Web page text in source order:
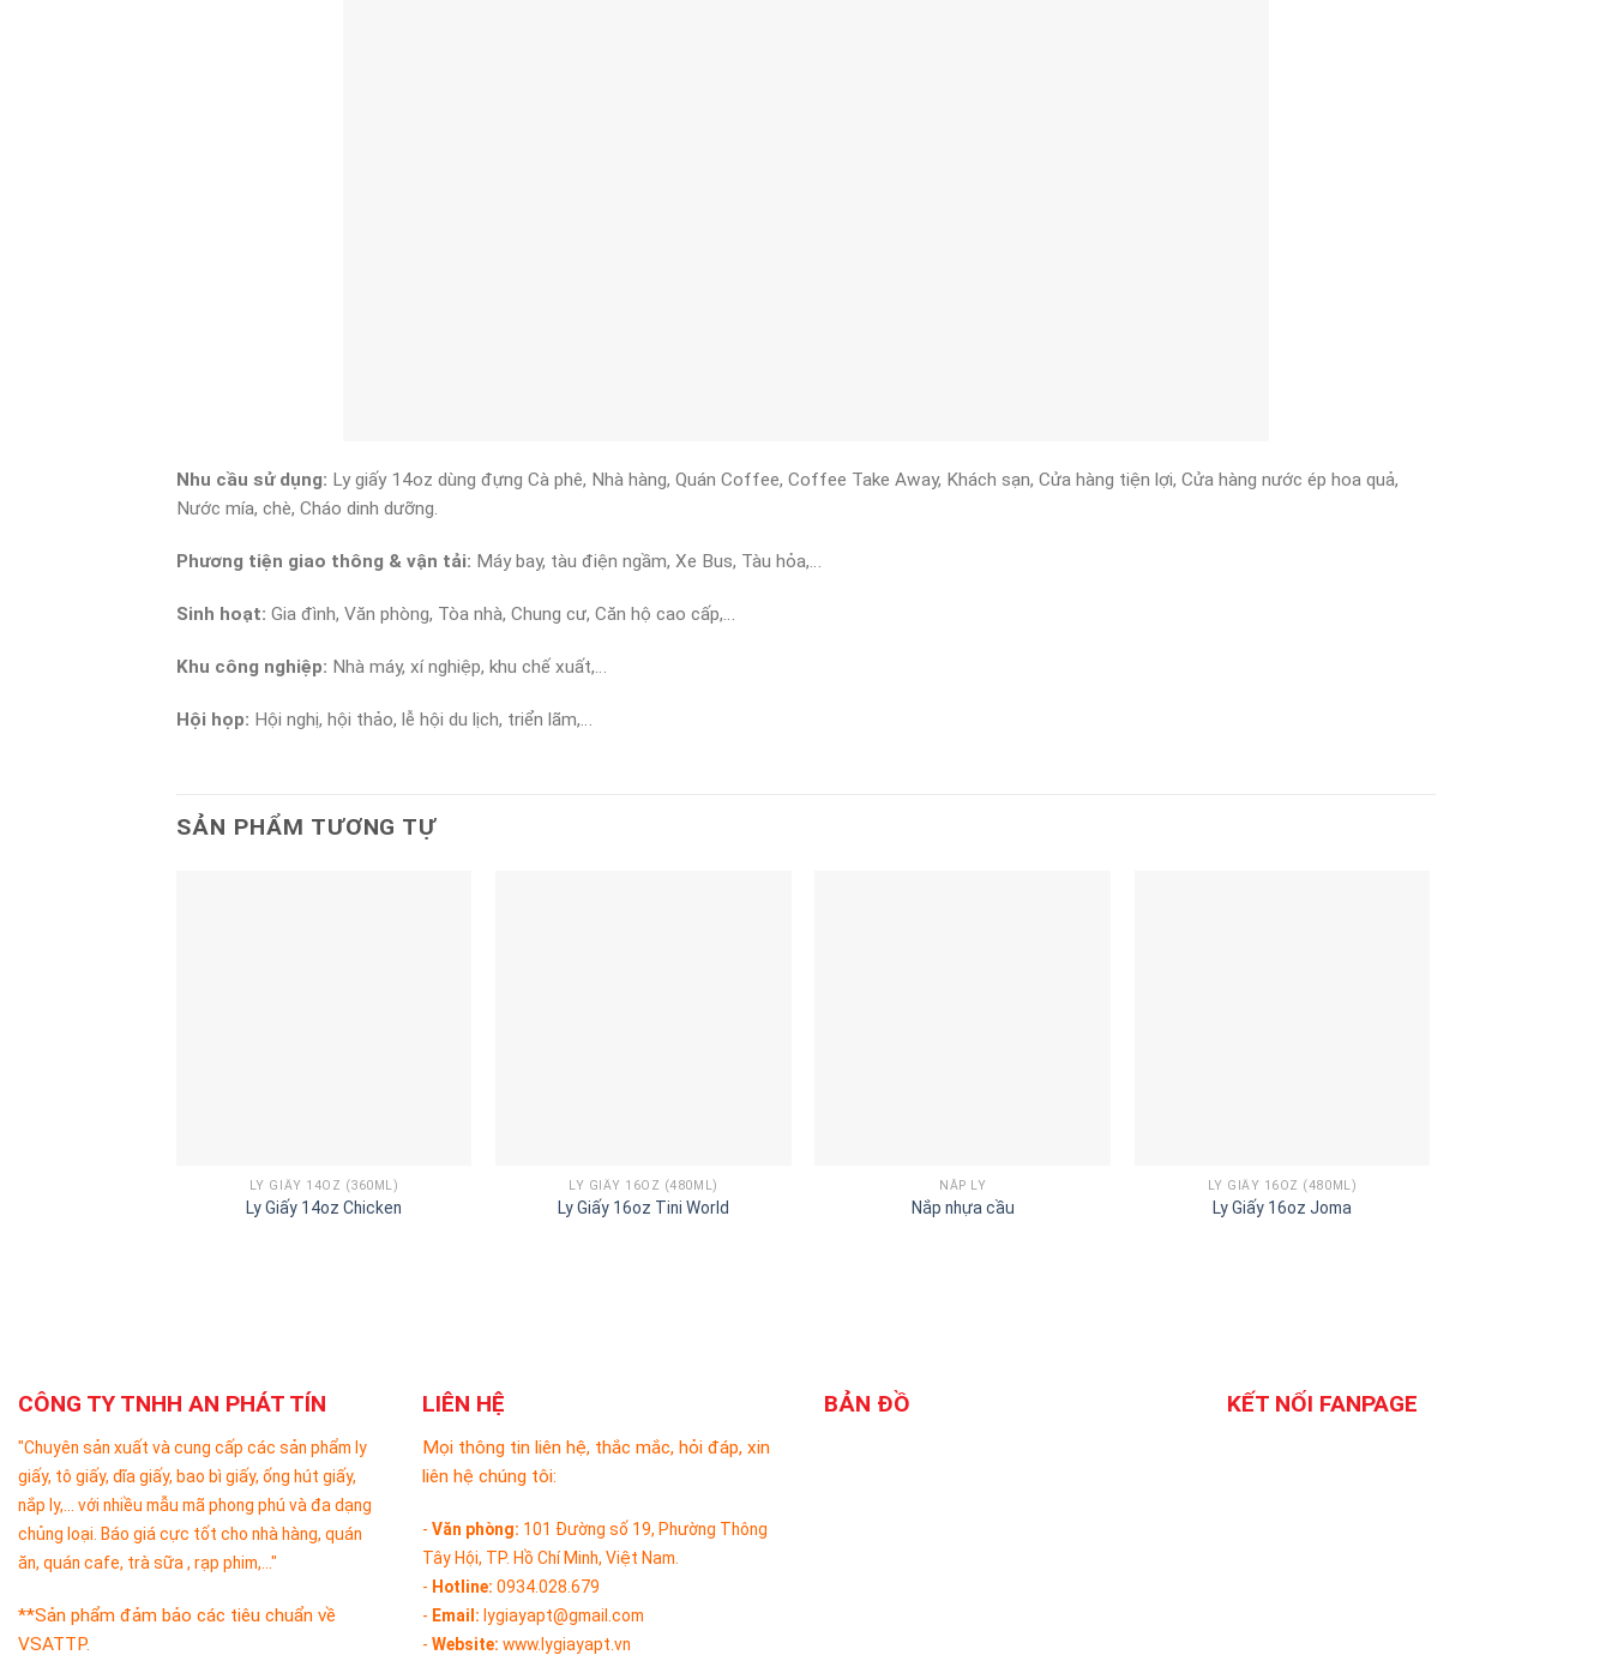
Nhu cầu sử dụng: Ly giấy 14oz dùng đựng Cà phê, Nhà hàng, Quán Coffee, Coffee Take Away, Khách sạn, Cửa hàng tiện lợi, Cửa hàng nước ép hoa quả,
Nước mía, chè, Cháo dinh dưỡng.
Phương tiện giao thông & vận tải: Máy bay, tàu điện ngầm, Xe Bus, Tàu hỏa,…
Sinh hoạt: Gia đình, Văn phòng, Tòa nhà, Chung cư, Căn hộ cao cấp,…
Khu công nghiệp: Nhà máy, xí nghiệp, khu chế xuất,…
Hội họp: Hội nghị, hội thảo, lễ hội du lịch, triển lãm,…
SẢN PHẨM TƯƠNG TỰ
LY GIẤY 14OZ (360ML)
Ly Giấy 14oz Chicken
LY GIẤY 16OZ (480ML)
Ly Giấy 16oz Tini World
NẮP LY
Nắp nhựa cầu
LY GIẤY 16OZ (480ML)
Ly Giấy 16oz Joma
CÔNG TY TNHH AN PHÁT TÍN
"Chuyên sản xuất và cung cấp các sản phẩm ly
giấy, tô giấy, dĩa giấy, bao bì giấy, ống hút giấy,
nắp ly,... với nhiều mẫu mã phong phú và đa dạng
chủng loại. Báo giá cực tốt cho nhà hàng, quán
ăn, quán cafe, trà sữa , rạp phim,..."
**Sản phẩm đảm bảo các tiêu chuẩn về
VSATTP.
LIÊN HỆ
Mọi thông tin liên hệ, thắc mắc, hỏi đáp, xin
liên hệ chúng tôi:
- Văn phòng: 101 Đường số 19, Phường Thông
Tây Hội, TP. Hồ Chí Minh, Việt Nam.
- Hotline: 0934.028.679
- Email: lygiayapt@gmail.com
- Website: www.lygiayapt.vn
BẢN ĐỒ KẾT NỐI FANPAGE